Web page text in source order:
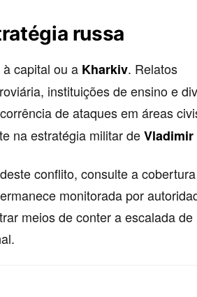
russa
capital ou a Kharkiv. Relatos
instituições de ensino e
de ataques em áreas
na estratégia militar deVladimir
conflito, consulte a cobertura
monitorada por
meios de conter a escalada de